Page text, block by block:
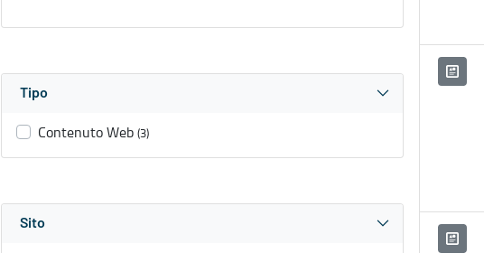
Tipo
Contenuto Web (3)
Sito